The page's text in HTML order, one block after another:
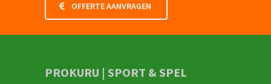
OFFERTE AANVRAGEN
PROKURU | SPORT & SPEL